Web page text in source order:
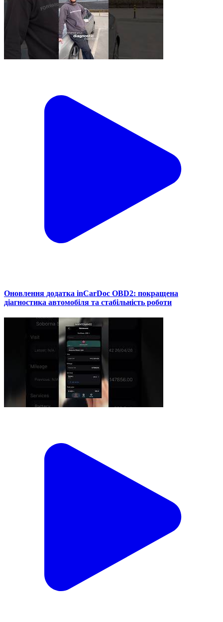
Оновлення додатка inCarDoc OBD2: покращена
діагностика автомобіля та стабільність роботи